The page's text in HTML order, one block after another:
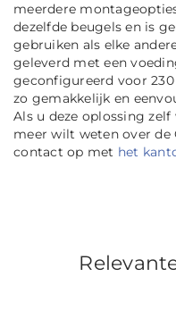
meerdere
dezelfde beugels en is
gebruiken als elke
geleverd met een
geconfigureerd voor
zo gemakkelijk en
Als u deze oplossing
meer wilt weten over de
contact op met het